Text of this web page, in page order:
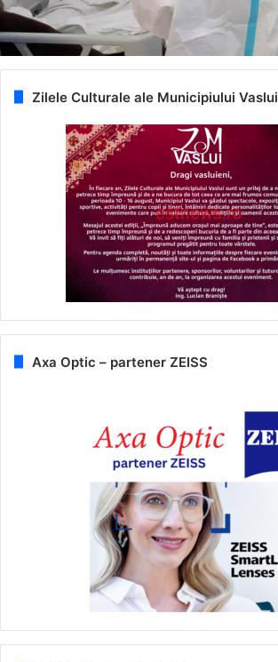
Zilele Culturale ale Municipiului Vaslui
Axa Optic – partener ZEISS